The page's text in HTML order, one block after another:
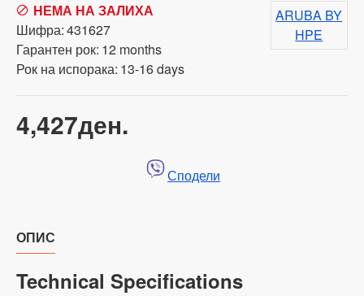
4,427ден.
НЕМА НА ЗАЛИХА
Шифра:431627
Гарантен рок: 12 months
Рок на испорака: 13-16 days
ARUBA BY
HPE
Сподели
ОПИС
Technical Specifications